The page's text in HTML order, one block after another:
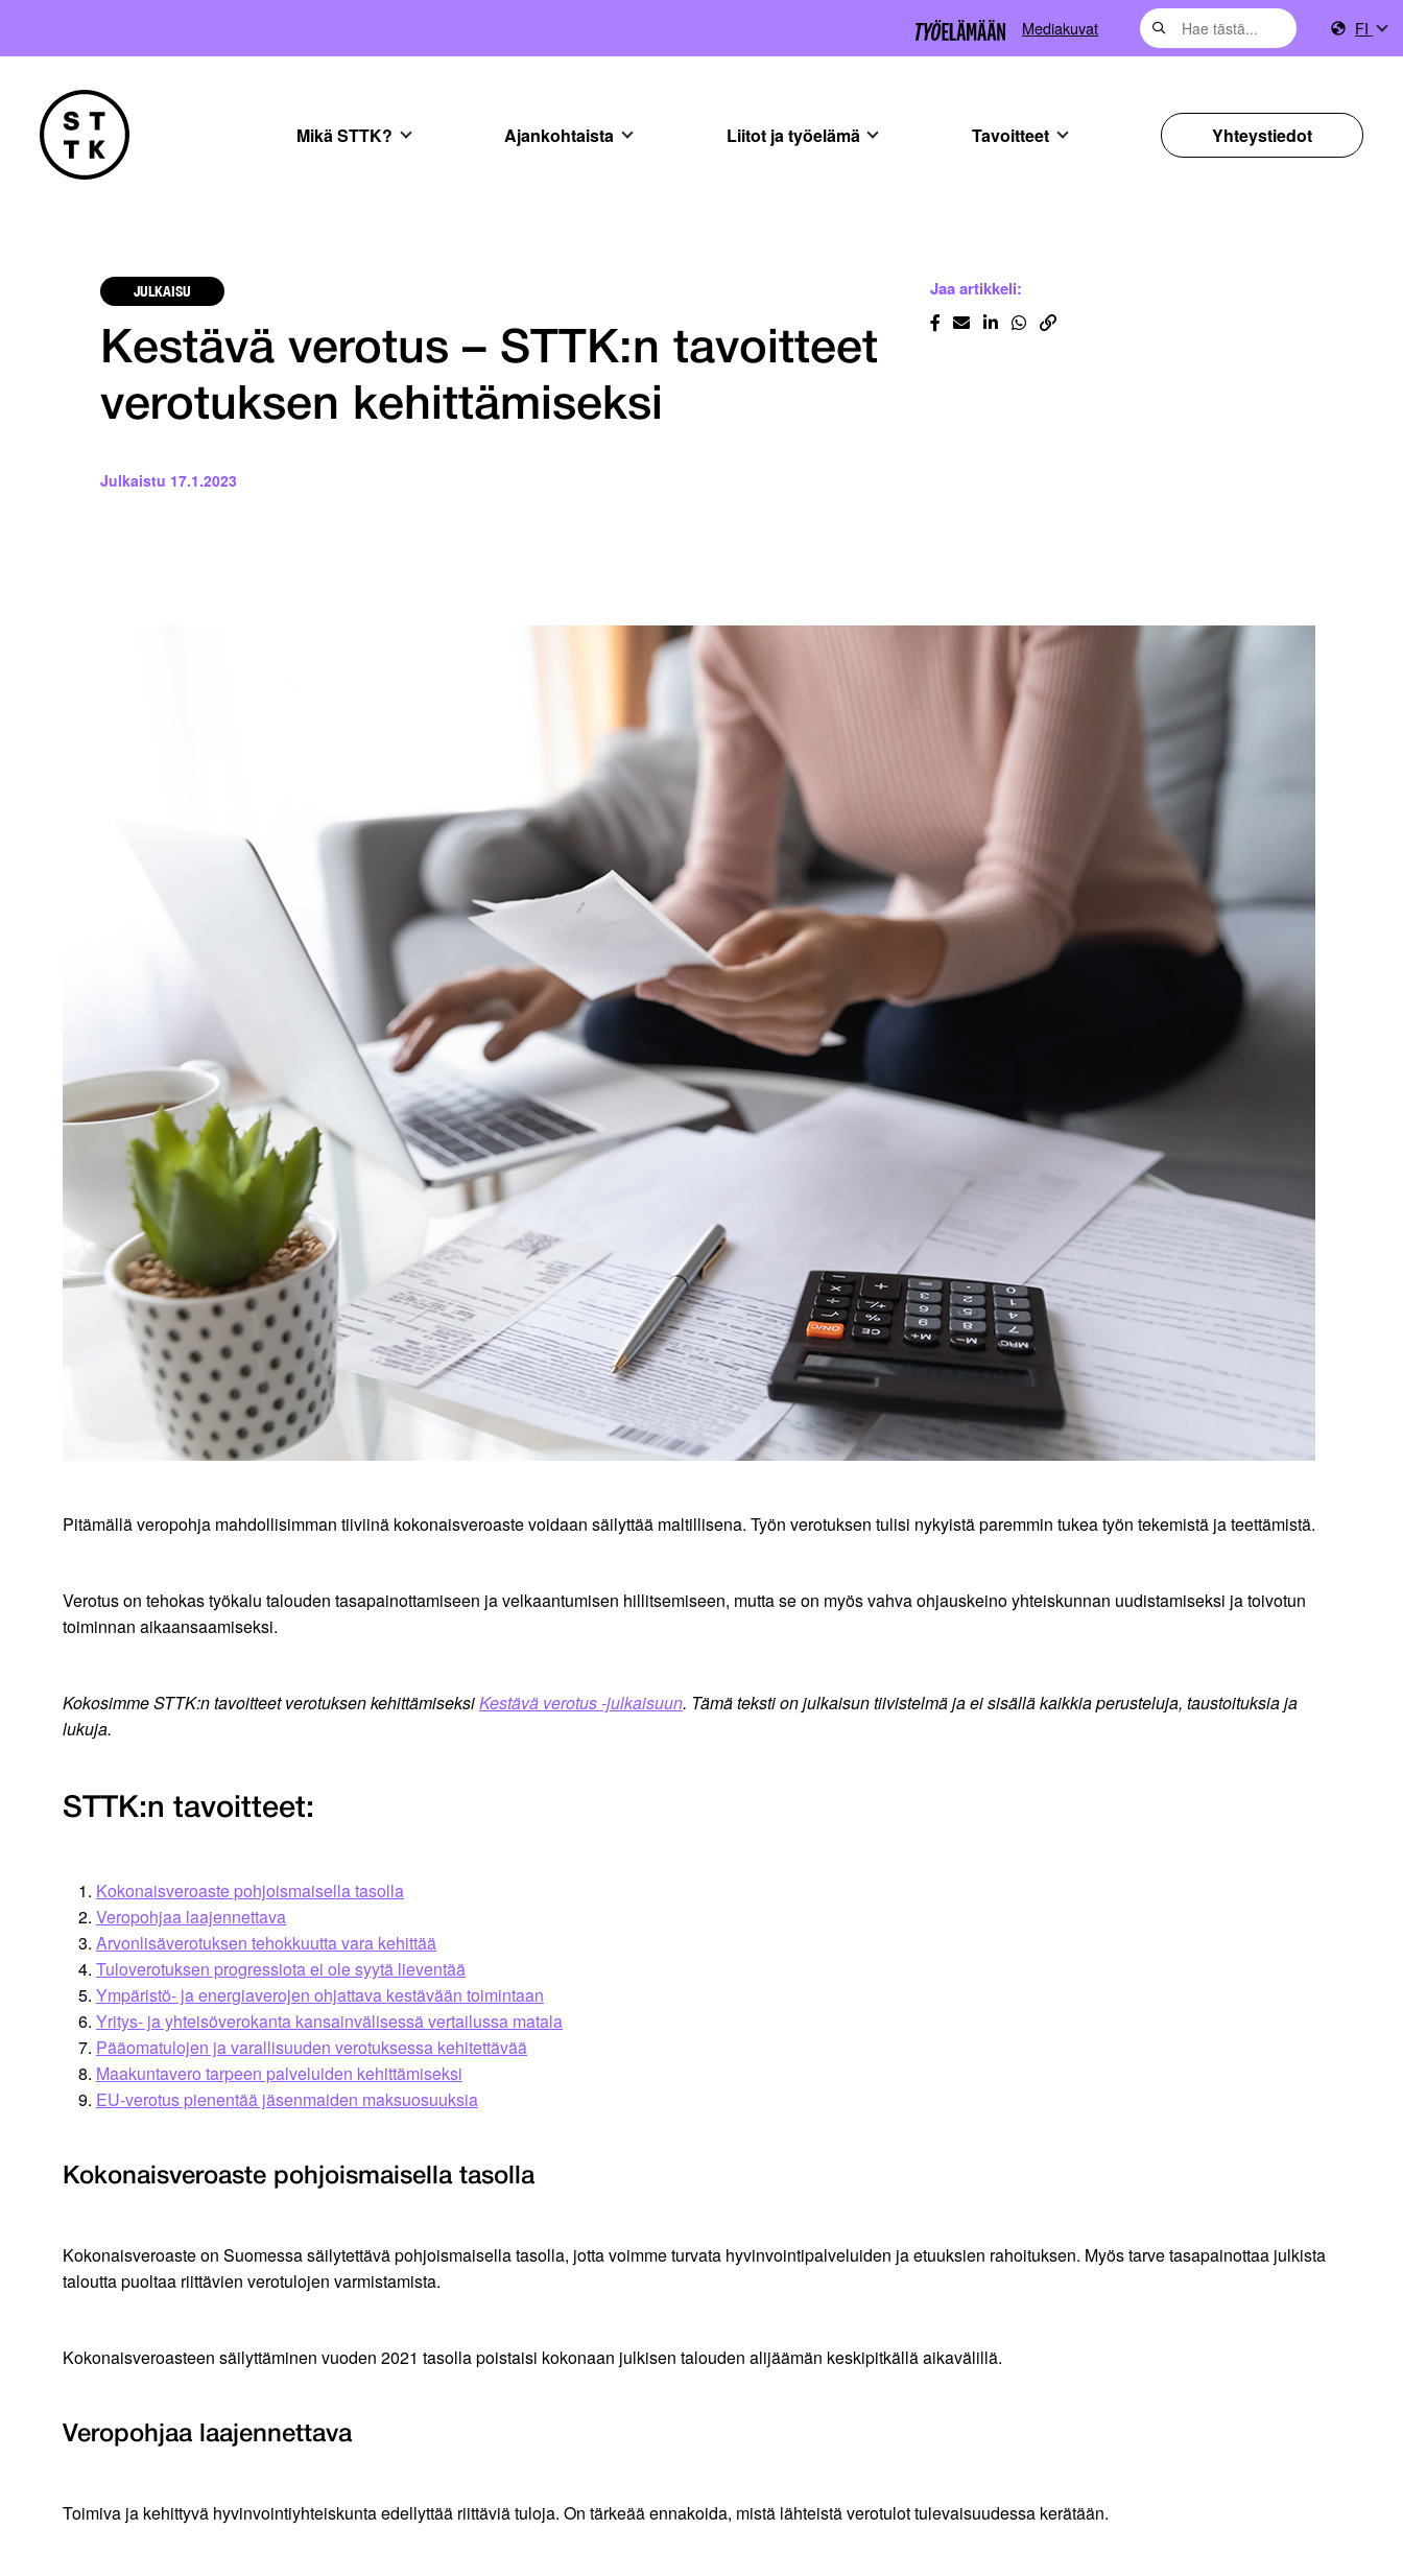
Mediakuvat FI
Mikä STTK? Ajankohtaista Liitot ja työelämä Tavoitteet Yhteystiedot
JULKAISU
Kestävä verotus – STTK:n tavoitteet
verotuksen kehittämiseksi
Julkaistu 17.1.2023
Jaa artikkeli:
Pitämällä veropohja mahdollisimman tiiviinä kokonaisveroaste voidaan säilyttää maltillisena. Työn verotuksen tulisi nykyistä paremmin tukea työn tekemistä ja teettämistä.
Verotus on tehokas työkalu talouden tasapainottamiseen ja velkaantumisen hillitsemiseen, mutta se on myös vahva ohjauskeino yhteiskunnan uudistamiseksi ja toivotun
toiminnan aikaansaamiseksi.
Kokosimme STTK:n tavoitteet verotuksen kehittämiseksiKestävä verotus -julkaisuun. Tämä teksti on julkaisun tiivistelmä ja ei sisällä kaikkia perusteluja, taustoituksia ja
lukuja.
STTK:n tavoitteet:
Kokonaisveroaste pohjoismaisella tasolla
Veropohjaa laajennettava
Arvonlisäverotuksen tehokkuutta vara kehittää
Tuloverotuksen progressiota ei ole syytä lieventää
Ympäristö- ja energiaverojen ohjattava kestävään toimintaan
Yritys- ja yhteisöverokanta kansainvälisessä vertailussa matala
Pääomatulojen ja varallisuuden verotuksessa kehitettävää
Maakuntavero tarpeen palveluiden kehittämiseksi
EU-verotus pienentää jäsenmaiden maksuosuuksia
Kokonaisveroaste pohjoismaisella tasolla
Kokonaisveroaste on Suomessa säilytettävä pohjoismaisella tasolla, jotta voimme turvata hyvinvointipalveluiden ja etuuksien rahoituksen. Myös tarve tasapainottaa julkista
taloutta puoltaa riittävien verotulojen varmistamista.
Kokonaisveroasteen säilyttäminen vuoden 2021 tasolla poistaisi kokonaan julkisen talouden alijäämän keskipitkällä aikavälillä.
Veropohjaa laajennettava
Toimiva ja kehittyvä hyvinvointiyhteiskunta edellyttää riittäviä tuloja. On tärkeää ennakoida, mistä lähteistä verotulot tulevaisuudessa kerätään.